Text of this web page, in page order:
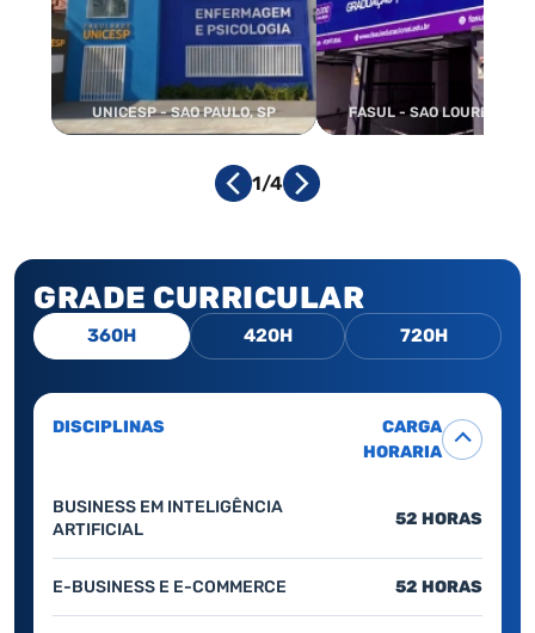
UNICESP - SAO PAULO, SP FASUL - SAO LOURENCO,
1/4
GRADE CURRICULAR
360H 420H 720H
DISCIPLINAS
CARGA
HORARIA
BUSINESS EM INTELIGÊNCIA
ARTIFICIAL
52 HORAS
E-BUSINESS E E-COMMERCE 52 HORAS